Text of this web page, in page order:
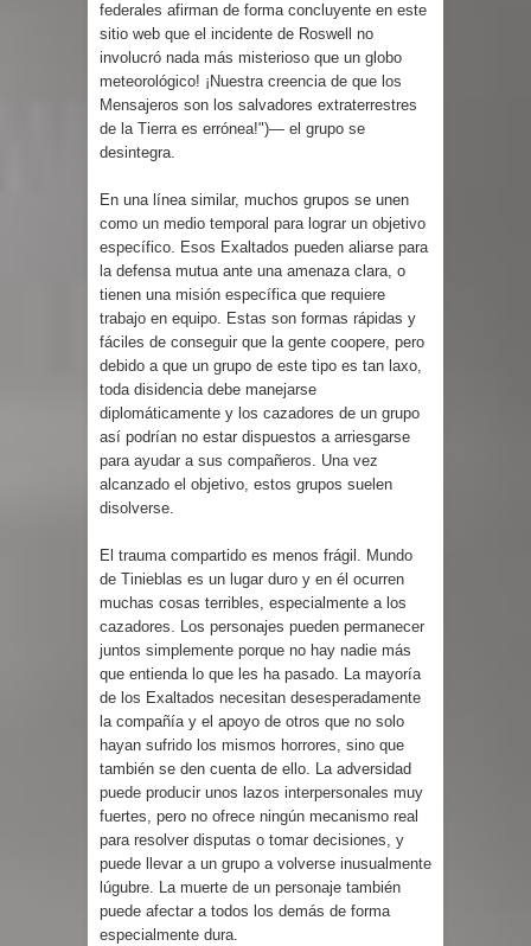
federales afirman de forma concluyente en este
sitio web que el incidente de Roswell no
involucró nada más misterioso que un globo
meteorológico! ¡Nuestra creencia de que los
Mensajeros son los salvadores extraterrestres
de la Tierra es errónea!")— el grupo se
desintegra.
En una línea similar, muchos grupos se unen
como un medio temporal para lograr un objetivo
específico. Esos Exaltados pueden aliarse para
la defensa mutua ante una amenaza clara, o
tienen una misión específica que requiere
trabajo en equipo. Estas son formas rápidas y
fáciles de conseguir que la gente coopere, pero
debido a que un grupo de este tipo es tan laxo,
toda disidencia debe manejarse
diplomáticamente y los cazadores de un grupo
así podrían no estar dispuestos a arriesgarse
para ayudar a sus compañeros. Una vez
alcanzado el objetivo, estos grupos suelen
disolverse.
El trauma compartido es menos frágil. Mundo
de Tinieblas es un lugar duro y en él ocurren
muchas cosas terribles, especialmente a los
cazadores. Los personajes pueden permanecer
juntos simplemente porque no hay nadie más
que entienda lo que les ha pasado. La mayoría
de los Exaltados necesitan desesperadamente
la compañía y el apoyo de otros que no solo
hayan sufrido los mismos horrores, sino que
también se den cuenta de ello. La adversidad
puede producir unos lazos interpersonales muy
fuertes, pero no ofrece ningún mecanismo real
para resolver disputas o tomar decisiones, y
puede llevar a un grupo a volverse inusualmente
lúgubre. La muerte de un personaje también
puede afectar a todos los demás de forma
especialmente dura.